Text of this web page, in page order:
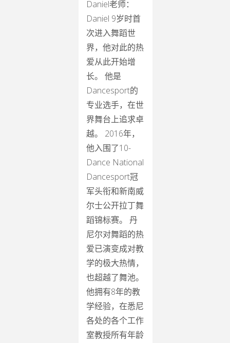
Daniel老师：
Daniel 9岁时首
次进入舞蹈世
界，他对此的热
爱从此开始增
长。 他是
Dancesport的
专业选手，在世
界舞台上追求卓
越。 2016年，
他入围了10-
Dance National
Dancesport冠
军头衔和新南威
尔士公开拉丁舞
蹈锦标赛。 丹
尼尔对舞蹈的热
爱已演变成对教
学的极大热情，
也超越了舞池。
他拥有8年的教
学经验，在悉尼
各处的各个工作
室教授所有年龄